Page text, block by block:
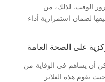
الوقت. لذلك، من
لضمان استمرارية أداء
على الصحة العامة
أن يساهم في الوقاية من
تقوم هذه الفلاتر